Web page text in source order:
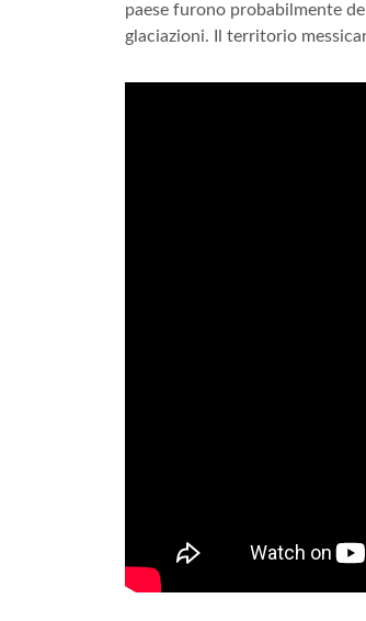
paese furono probabilmente
glaciazioni. Il territorio